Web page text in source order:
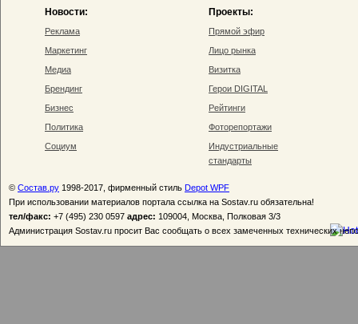
Новости:
Реклама
Маркетинг
Медиа
Брендинг
Бизнес
Политика
Социум
Проекты:
Прямой эфир
Лицо рынка
Визитка
Герои DIGITAL
Рейтинги
Фоторепортажи
Индустриальные
стандарты
© Состав.ру 1998-2017, фирменный стиль Depot WPF
При использовании материалов портала ссылка на Sostav.ru обязательна!
тел/факс: +7 (495) 230 0597 адрес: 109004, Москва, Полковая 3/3
Администрация Sostav.ru просит Вас сообщать о всех замеченных технических